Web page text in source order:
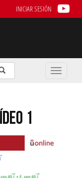
INICIAR SESIÓN
Toggle
1